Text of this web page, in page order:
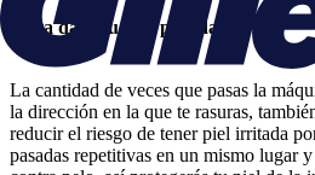
Evita dar muchas pasadas
La cantidad de veces que pasas la
la dirección en la que te rasuras,
reducir el riesgo de tener piel irritada
pasadas repetitivas en un mismo lugar